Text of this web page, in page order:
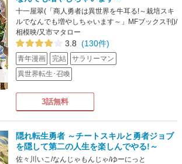
十一屋翠(「商人勇者は異世界を牛耳る!～栽培スキ
ルでなんでも増やしちゃいます～」MFブックス刊)/
相模映/又市マタロー
3.8 (130件)
青年漫画 完結
サラリーマン
異世界転生･召喚
3話無料
隠れ転生勇者 ～チートスキルと勇者ジョブ
を隠して第二の人生を楽しんでやる!～
佐々川いこ/なんじゃもんじゃ/ゆーにっと